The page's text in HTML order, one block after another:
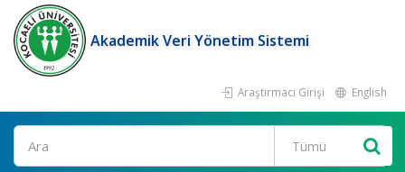
Akademik Veri Yönetim Sistemi
Araştırmacı Girişi English
Ara